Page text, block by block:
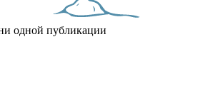
одной публикации